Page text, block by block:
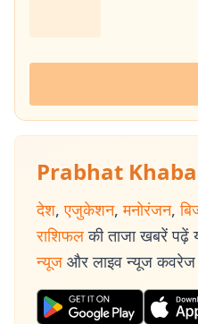
Prabhat
देश, एजुकेशन, मनोरंजन,
राशिफल की ताजा खबरें पढ़ें
न्यूज और लाइव न्यूज कवरेज